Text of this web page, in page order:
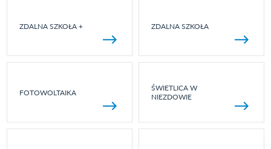
ZDALNA SZKOŁA + ZDALNA SZKOŁA
FOTOWOLTAIKA
ŚWIETLICA W
NIEZDOWIE